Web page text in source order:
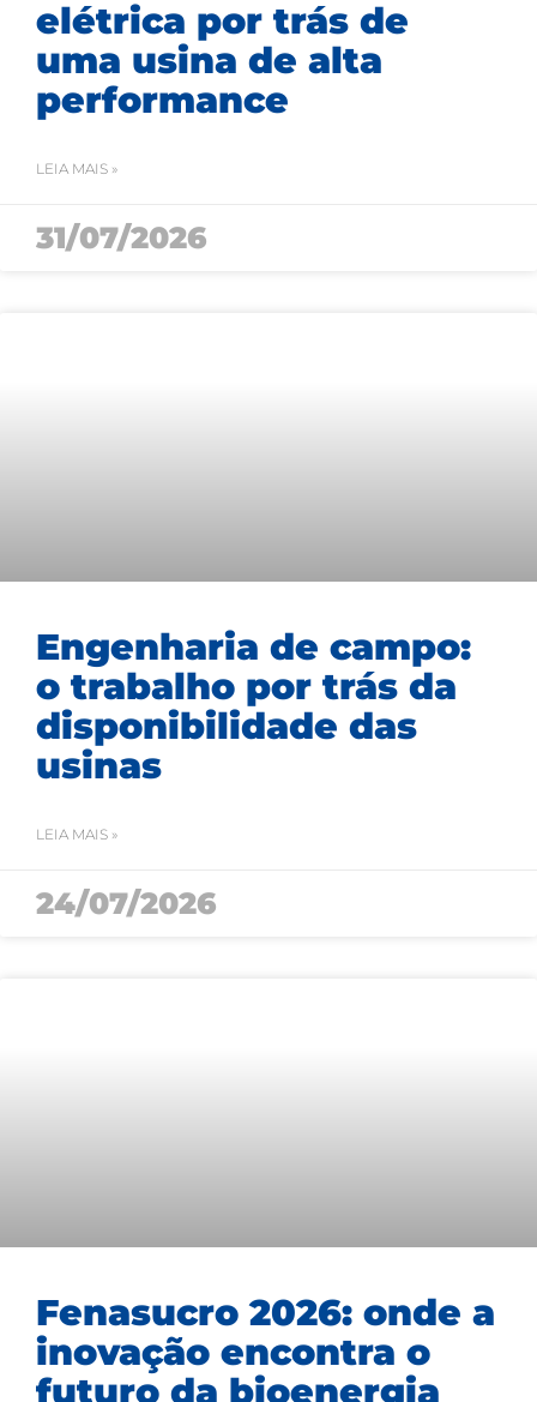
elétrica por trás de
uma usina de alta
performance
LEIA MAIS »
31/07/2026
Engenharia de campo:
o trabalho por trás da
disponibilidade das
usinas
LEIA MAIS »
24/07/2026
Fenasucro 2026: onde a
inovação encontra o
futuro da bioenergia